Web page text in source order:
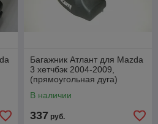
Багажник Атлант для Mazda
3 хетчбэк 2004-2009,
(прямоугольная дуга)
В наличии
337 руб.